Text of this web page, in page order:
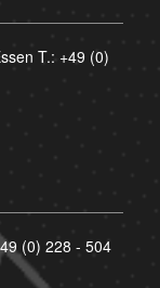
T.: +49 (0)
(0) 228 - 504